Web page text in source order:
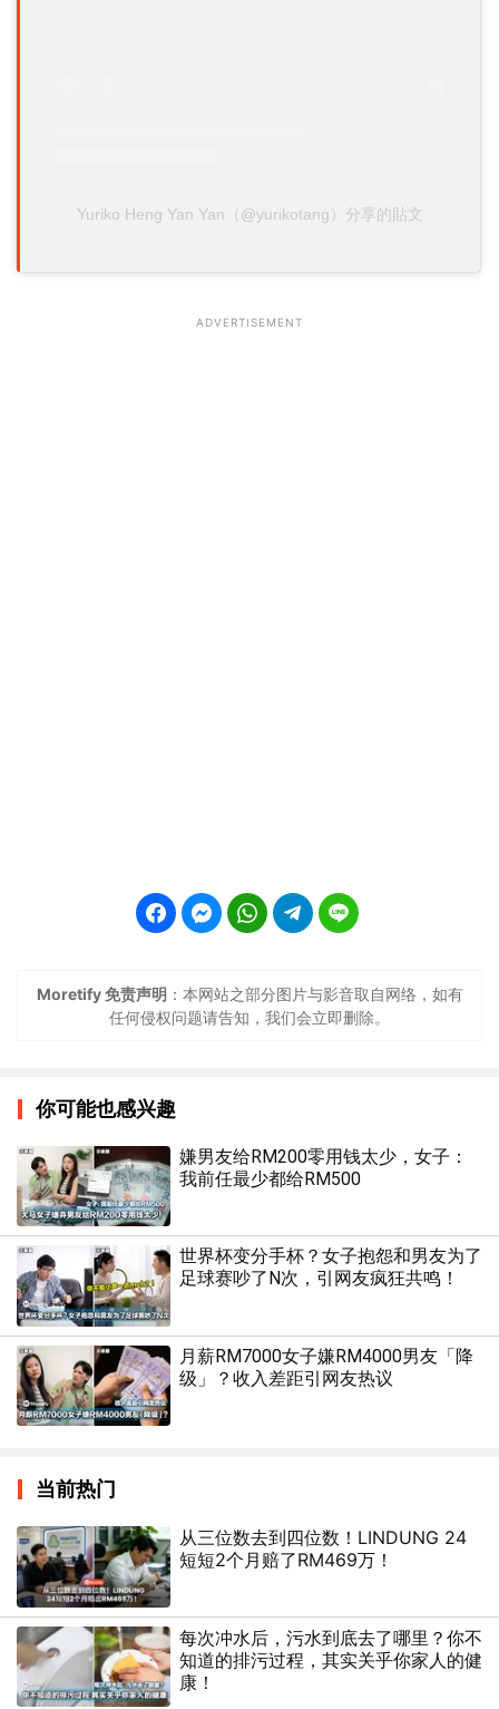
Yuriko Heng Yan Yan（@yurikotang）分享的貼文
ADVERTISEMENT
Moretify 免责声明 ：本网站之部分图片与影音取自网络，如有
任何侵权问题请告知，我们会立即删除。
你可能也感兴趣
嫌男友给RM200零用钱太少，女子：
我前任最少都给RM500
世界杯变分手杯？女子抱怨和男友为了
足球赛吵了N次，引网友疯狂共鸣！
月薪RM7000女子嫌RM4000男友「降
级」？收入差距引网友热议
当前热门
从三位数去到四位数！LINDUNG 24
短短2个月赔了RM469万！
每次冲水后，污水到底去了哪里？你不
知道的排污过程，其实关乎你家人的健
康！